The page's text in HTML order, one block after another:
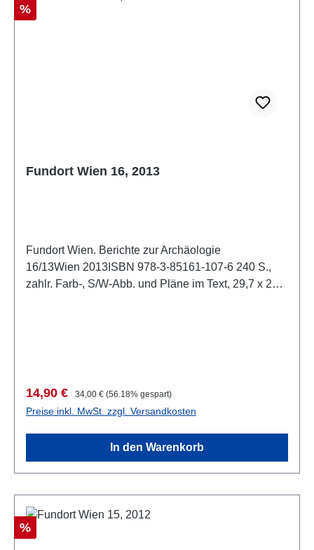
Rabatt
%
Fundort Wien 16, 2013
Fundort Wien. Berichte zur Archäologie
16/13Wien 2013ISBN 978-3-85161-107-6 240 S.,
zahlr. Farb-, S/W-Abb. und Pläne im Text, 29,7 x 21
Verkaufspreis:
14,90 € Regulärer Preis:
34,00 € (56.18% gespart)
Preise inkl. MwSt. zzgl. Versandkosten
In den Warenkorb
Rabatt
%